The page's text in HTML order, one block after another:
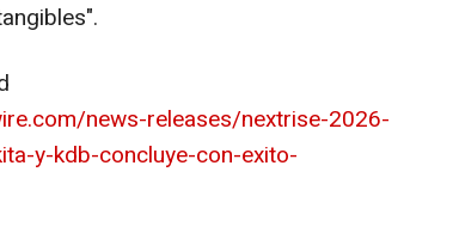
news-releases/nextrise-2026-
y-kdb-concluye-con-exito-